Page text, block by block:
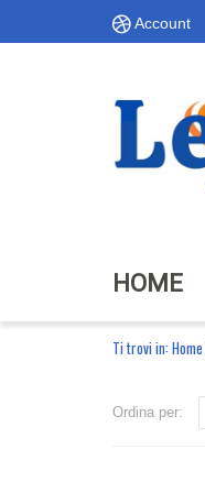
Account
HOME
Ti trovi in: Home
Ordina per: